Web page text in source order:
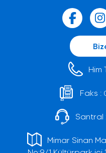
Him
Faks :
Santral
Mimar Sinan